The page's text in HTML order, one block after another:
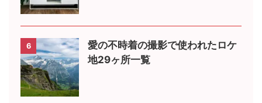
6
愛の不時着の撮影で使われたロケ
地29ヶ所一覧